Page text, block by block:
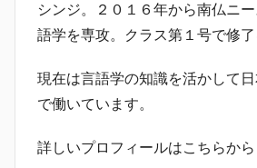
シンジ。２０１６年から南仏ニ
語学を専攻。クラス第１号で修了
現在は言語学の知識を活かして
で働いています。
詳しいプロフィールはこちらか